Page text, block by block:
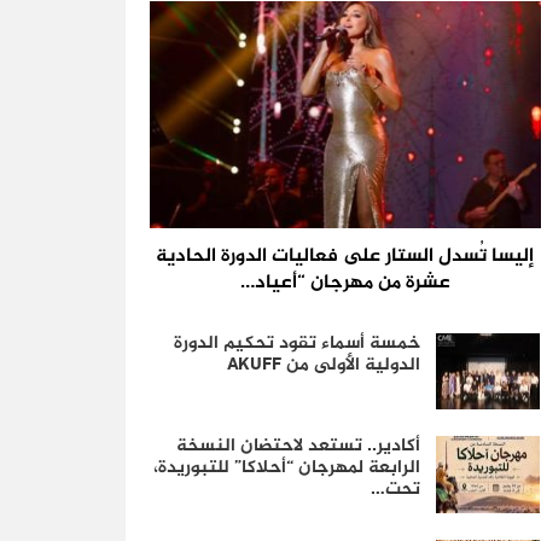
إليسا تُسدل الستار على فعاليات الدورة الحادية
عشرة من مهرجان “أعياد…
خمسة أسماء تقود تحكيم الدورة
الدولية الأولى من AKUFF
أكادير.. تستعد لاحتضان النسخة
الرابعة لمهرجان “أحلاكا” للتبوريدة،
تحت…